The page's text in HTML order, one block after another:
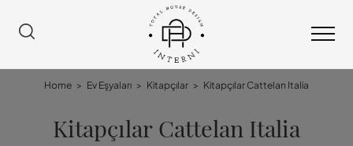
Home > Ev Eşyaları > Kitapçılar > Kitapçılar Cattelan Italia
Kitapçılar Cattelan Italia